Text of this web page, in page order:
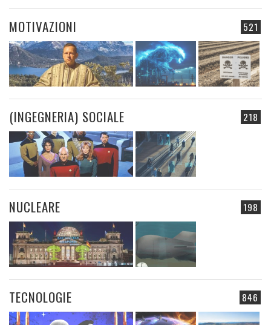
521
MOTIVAZIONI
218
(INGEGNERIA) SOCIALE
198
NUCLEARE
846
TECNOLOGIE